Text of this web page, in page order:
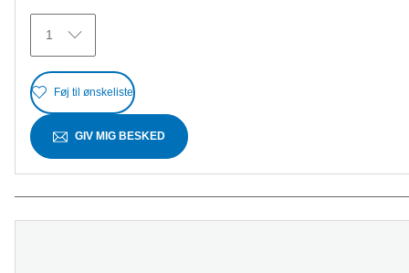
370
anmeldelser
1
Føj til ønskeliste
GIV MIG BESKED